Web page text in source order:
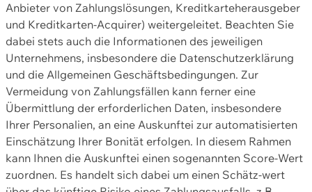
Anbieter von Zahlungslösungen, Kreditkarteherausgeber
und Kreditkarten-Acquirer) weitergeleitet. Beachten Sie
dabei stets auch die Informationen des jeweiligen
Unternehmens, insbesondere die Datenschutzerklärung
und die Allgemeinen Geschäftsbedingungen. Zur
Vermeidung von Zahlungsfällen kann ferner eine
Übermittlung der erforderlichen Daten, insbesondere
Ihrer Personalien, an eine Auskunftei zur automatisierten
Einschätzung Ihrer Bonität erfolgen. In diesem Rahmen
kann Ihnen die Auskunftei einen sogenannten Score-Wert
zuordnen. Es handelt sich dabei um einen Schätz-wert